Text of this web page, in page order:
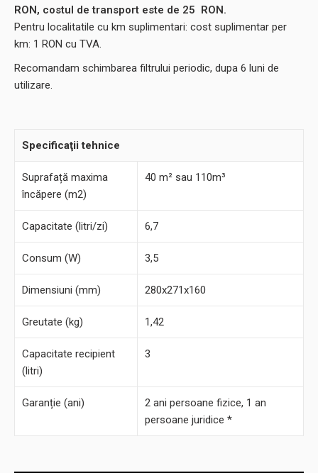
RON, costul de transport este de 25 RON.
Pentru localitatile cu km suplimentari: cost suplimentar per
km: 1 RON cu TVA.
Recomandam schimbarea filtrului periodic, dupa 6 luni de
utilizare.
Specificaţii tehnice
Suprafață maxima
încăpere (m2)
40 m² sau 110m³
Capacitate (litri/zi) 6,7
Consum (W) 3,5
Dimensiuni (mm) 280x271x160
Greutate (kg) 1,42
Capacitate recipient
(litri)
3
Garanție (ani)
2 ani persoane fizice, 1 an
persoane juridice *